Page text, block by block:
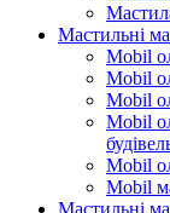
Мастильні
Mobil
Mobil
Mobil
Mobil
Mobil
Mobil
Мастильні